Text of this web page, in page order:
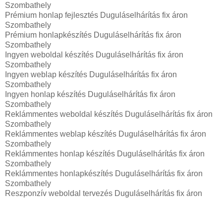
Szombathely
Prémium honlap fejlesztés‎ Duguláselhárítás fix áron
Szombathely
Prémium honlapkészítés‎ Duguláselhárítás fix áron
Szombathely
Ingyen weboldal készítés Duguláselhárítás fix áron
Szombathely
Ingyen weblap készítés Duguláselhárítás fix áron
Szombathely
Ingyen honlap készítés Duguláselhárítás fix áron
Szombathely
Reklámmentes weboldal készítés Duguláselhárítás fix áron
Szombathely
Reklámmentes weblap készítés Duguláselhárítás fix áron
Szombathely
Reklámmentes honlap készítés Duguláselhárítás fix áron
Szombathely
Reklámmentes honlapkészítés Duguláselhárítás fix áron
Szombathely
Reszponzív weboldal tervezés Duguláselhárítás fix áron